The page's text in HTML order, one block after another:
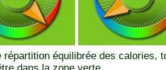
répartition équilibrée des calories,